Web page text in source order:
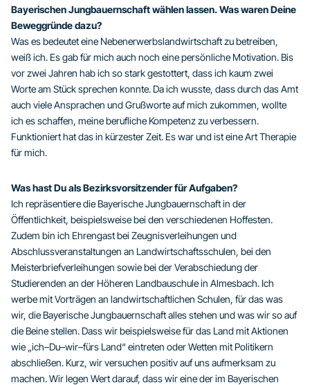
Bayerischen Jungbauernschaft wählen lassen. Was waren Deine
Beweggründe dazu?
Was es bedeutet eine Nebenerwerbslandwirtschaft zu betreiben,
weiß ich. Es gab für mich auch noch eine persönliche Motivation. Bis
vor zwei Jahren hab ich so stark gestottert, dass ich kaum zwei
Worte am Stück sprechen konnte. Da ich wusste, dass durch das Amt
auch viele Ansprachen und Grußworte auf mich zukommen, wollte
ich es schaffen, meine berufliche Kompetenz zu verbessern.
Funktioniert hat das in kürzester Zeit. Es war und ist eine Art Therapie
für mich.
Was hast Du als Bezirksvorsitzender für Aufgaben?
Ich repräsentiere die Bayerische Jungbauernschaft in der
Öffentlichkeit, beispielsweise bei den verschiedenen Hoffesten.
Zudem bin ich Ehrengast bei Zeugnisverleihungen und
Abschlussveranstaltungen an Landwirtschaftsschulen, bei den
Meisterbriefverleihungen sowie bei der Verabschiedung der
Studierenden an der Höheren Landbauschule in Almesbach. Ich
werbe mit Vorträgen an landwirtschaftlichen Schulen, für das was
wir, die Bayerische Jungbauernschaft alles stehen und was wir so auf
die Beine stellen. Dass wir beispielsweise für das Land mit Aktionen
wie „ich–Du–wir–fürs Land“ eintreten oder Wetten mit Politikern
abschließen. Kurz, wir versuchen positiv auf uns aufmerksam zu
machen. Wir legen Wert darauf, dass wir eine der im Bayerischen